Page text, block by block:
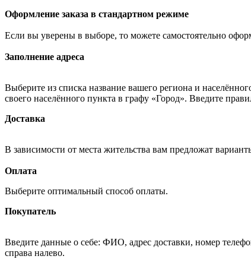
Оформление заказа в стандартном режиме
Если вы уверены в выборе, то можете самостоятельно
Заполнение адреса
Выберите из списка название вашего региона и
своего населённого пункта в графу «Город». Введите
Доставка
В зависимости от места жительства вам предложат
Оплата
Выберите оптимальный способ оплаты.
Покупатель
Введите данные о себе: ФИО, адрес доставки, номер
справа налево.